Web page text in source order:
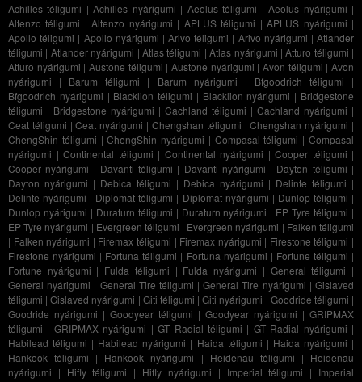
Achilles téligumi |Achilles nyárigumi | Aeolus téligumi |Aeolus nyárigumi |
Altenzo téligumi |Altenzo nyárigumi | APLUS téligumi |APLUS nyárigumi |
Apollo téligumi | Apollo nyárigumi |Arivo téligumi | Arivo nyárigumi |Atlander
téligumi | Atlander nyárigumi | Atlas téligumi |Atlas nyárigumi |Atturo téligumi |
Atturo nyárigumi |Austone téligumi |Austone nyárigumi |Avon téligumi |Avon
nyárigumi | Barum téligumi | Barum nyárigumi | Bfgoodrich téligumi |
Bfgoodrich nyárigumi | Blacklion téligumi | Blacklion nyárigumi | Bridgestone
téligumi | Bridgestone nyárigumi | Cachland téligumi | Cachland nyárigumi |
Ceat téligumi |Ceat nyárigumi | Chengshan téligumi |Chengshan nyárigumi |
ChengShin téligumi |ChengShin nyárigumi | Compasal téligumi |Compasal
nyárigumi | Continental téligumi | Continental nyárigumi | Cooper téligumi |
Cooper nyárigumi | Davanti téligumi | Davanti nyárigumi | Dayton téligumi |
Dayton nyárigumi | Debica téligumi | Debica nyárigumi | Delinte téligumi |
Delinte nyárigumi | Diplomat téligumi | Diplomat nyárigumi | Dunlop téligumi |
Dunlop nyárigumi | Duraturn téligumi | Duraturn nyárigumi | EP Tyre téligumi |
EP Tyre nyárigumi | Evergreen téligumi | Evergreen nyárigumi | Falken téligumi
| Falken nyárigumi | Firemax téligumi | Firemax nyárigumi | Firestone téligumi |
Firestone nyárigumi | Fortuna téligumi | Fortuna nyárigumi | Fortune téligumi |
Fortune nyárigumi | Fulda téligumi | Fulda nyárigumi | General téligumi |
General nyárigumi | General Tire téligumi |General Tire nyárigumi |Gislaved
téligumi |Gislaved nyárigumi | Giti téligumi |Giti nyárigumi | Goodride téligumi |
Goodride nyárigumi | Goodyear téligumi | Goodyear nyárigumi | GRIPMAX
téligumi | GRIPMAX nyárigumi |GT Radial téligumi | GT Radial nyárigumi |
Habilead téligumi | Habilead nyárigumi | Haida téligumi | Haida nyárigumi |
Hankook téligumi | Hankook nyárigumi | Heidenau téligumi | Heidenau
nyárigumi | Hifly téligumi | Hifly nyárigumi | Imperial téligumi | Imperial